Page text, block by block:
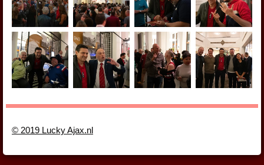
© 2019 Lucky Ajax.nl